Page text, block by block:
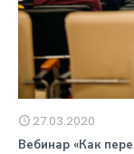
27.03.2020
Вебинар «Как